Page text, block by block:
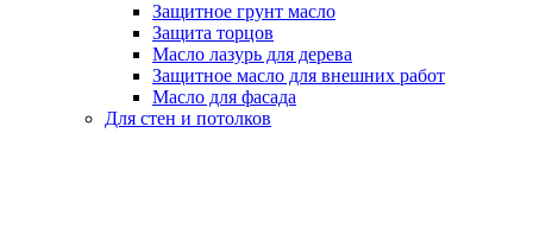
Защитное грунт масло
Защита торцов
Масло лазурь для дерева
Защитное масло для внешних работ
Масло для фасада
Для стен и потолков